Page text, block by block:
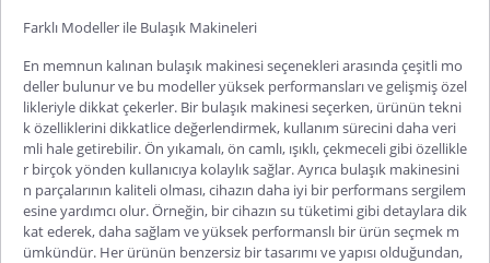
Farklı Modeller ile Bulaşık Makineleri
En memnun kalınan bulaşık makinesiseçenekleri arasında çeşitli mo
deller bulunur ve bu modeller yüksek performansları ve gelişmiş özel
likleriyle dikkat çekerler. Bir bulaşık makinesi seçerken, ürünün tekni
k özelliklerini dikkatlice değerlendirmek, kullanım sürecini daha veri
mli hale getirebilir. Ön yıkamalı, ön camlı, ışıklı, çekmeceli gibi özellikle
r birçok yönden kullanıcıya kolaylık sağlar. Ayrıca bulaşık makinesini
n parçalarının kaliteli olması, cihazın daha iyi bir performans sergilem
esine yardımcı olur. Örneğin, bir cihazın su tüketimi gibi detaylara dik
kat ederek, daha sağlam ve yüksek performanslı bir ürün seçmek m
ümkündür. Her ürünün benzersiz bir tasarımı ve yapısı olduğundan,